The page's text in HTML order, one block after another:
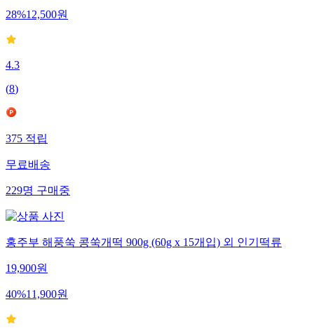
28%12,500원
4.3
(8)
375적립
무료배송
229명구매중
홍주부 해풍쑥 콩쑥개떡 900g (60g x 15개입) 외 인기떡류
19,900원
40%11,900원